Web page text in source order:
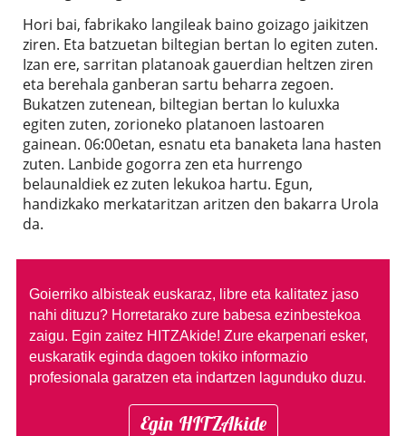
Hori bai, fabrikako langileak baino goizago jaikitzen
ziren. Eta batzuetan biltegian bertan lo egiten zuten.
Izan ere, sarritan platanoak gauerdian heltzen ziren
eta berehala ganberan sartu beharra zegoen.
Bukatzen zutenean, biltegian bertan lo kuluxka
egiten zuten, zorioneko platanoen lastoaren
gainean. 06:00etan, esnatu eta banaketa lana hasten
zuten. Lanbide gogorra zen eta hurrengo
belaunaldiek ez zuten lekukoa hartu. Egun,
handizkako merkataritzan aritzen den bakarra Urola
da.
Goierriko albisteak euskaraz, libre eta kalitatez jaso
nahi dituzu? Horretarako zure babesa ezinbestekoa
zaigu. Egin zaitez HITZAkide! Zure ekarpenari esker,
euskaratik eginda dagoen tokiko informazio
profesionala garatzen eta indartzen lagunduko duzu.
Egin HITZAkide